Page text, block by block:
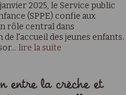
2025, le Service public
(SPPE) confie aux
rôle central dans
l'accueil des jeunes enfants.
lire la suite
entre la crèche et